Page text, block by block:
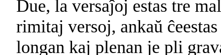
Due, la versaĵoj estas tre
rimitaj versoj, ankaŭ
longan kaj plenan je pli